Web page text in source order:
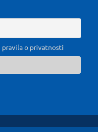
o privatnosti